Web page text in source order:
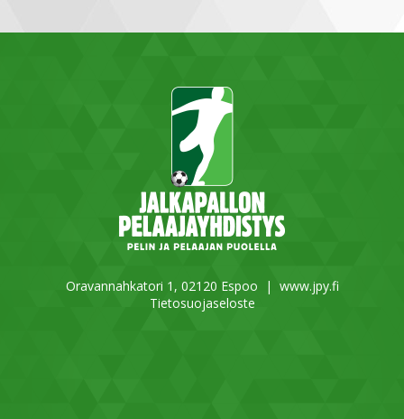
Oravannahkatori 1, 02120 Espoo | www.jpy.fi
Tietosuojaseloste